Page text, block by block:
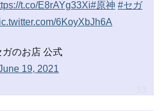
t.co/E8rAYg33Xi#原神 #セガ
6KoyXbJh6A
のお店 公式
19, 2021